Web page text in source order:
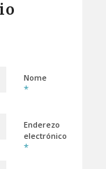
Nome
*
Enderezo
electrónico
*